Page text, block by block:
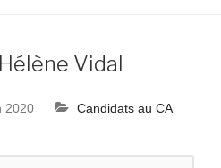
Vidal
2020 Candidats au CA